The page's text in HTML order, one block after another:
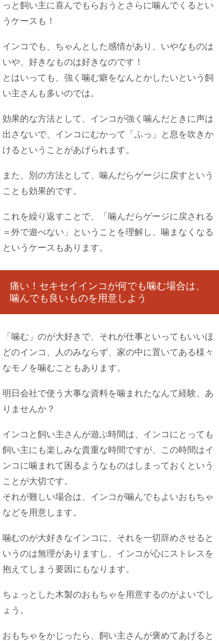
っと飼い主に喜んでもらおうとさらに噛んでくるとい
うケースも！
インコでも、ちゃんとした感情があり、いやなものは
いや、好きなものは好きなのです！
とはいっても、強く噛む癖をなんとかしたいという飼
い主さんも多いのでは。
効果的な方法として、インコが強く噛んだときに声は
出さないで、インコにむかって「ふっ」と息を吹きか
けるということがあげられます。
また、別の方法として、噛んだらゲージに戻すという
ことも効果的です。
これを繰り返すことで、「噛んだらゲージに戻される
＝外で遊べない」ということを理解し、噛まなくなる
というケースもあります。
痛い！セキセイインコが何でも噛む場合は、
噛んでも良いものを用意しよう
「噛む」のが大好きで、それが仕事といってもいいほ
どのインコ、人のみならず、家の中に置いてある様々
なモノを噛むこともあります。
明日会社で使う大事な資料を噛まれたなんて経験、あ
りませんか？
インコと飼い主さんが遊ぶ時間は、インコにとっても
飼い主にも楽しみな貴重な時間ですが、この時間はイ
ンコに噛まれて困るようなものはしまっておくという
ことが大切です。
それが難しい場合は、インコが噛んでもよいおもちゃ
などを用意します。
噛むのが大好きなインコに、それを一切辞めさせると
いうのは無理がありますし、インコが心にストレスを
抱えてしまう要因にもなります。
ちょっとした木製のおもちゃを用意するのがよいでし
ょう。
おもちゃをかじったら、飼い主さんが褒めてあげると